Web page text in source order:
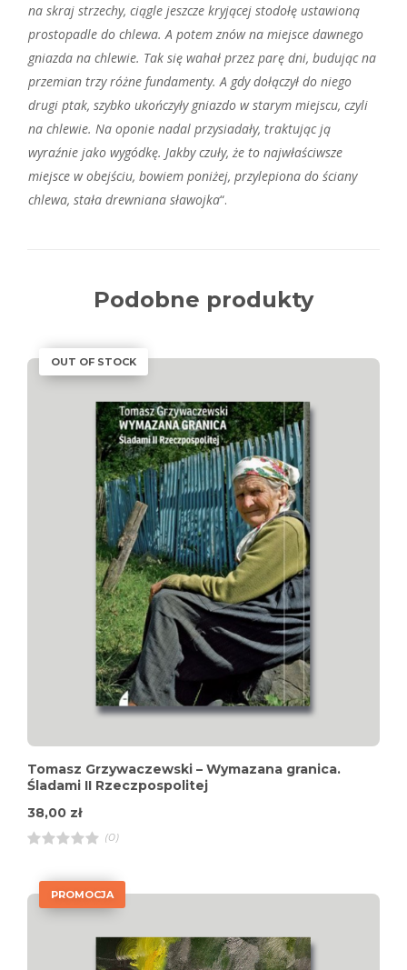
na skraj strzechy, ciągle jeszcze kryjącej stodołę ustawioną
prostopadle do chlewa. A potem znów na miejsce dawnego
gniazda na chlewie. Tak się wahał przez parę dni, budując na
przemian trzy różne fundamenty. A gdy dołączył do niego
drugi ptak, szybko ukończyły gniazdo w starym miejscu, czyli
na chlewie. Na oponie nadal przysiadały, traktując ją
wyraźnie jako wygódkę. Jakby czuły, że to najwłaściwsze
miejsce w obejściu, bowiem poniżej, przylepiona do ściany
chlewa, stała drewniana sławojka“.
Podobne produkty
OUT OF STOCK
Tomasz Grzywaczewski – Wymazana granica.
Śladami II Rzeczpospolitej
38,00 zł
d
(0)
PROMOCJA